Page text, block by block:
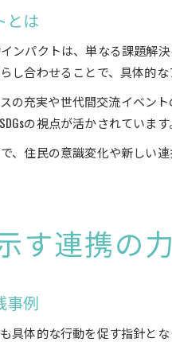
とは
ンパクトは、単なる課題
し合わせることで、具体的な
充実や世代間交流イベン
の視点が活かされています
、住民の意識変化や新しい
す連携の
事例
具体的な行動を促す指針と